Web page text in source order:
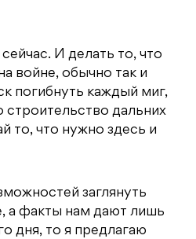
И делать то, что
войне, обычно так и
погибнуть каждый миг,
строительство дальних
то, что нужно здесь и
заглянуть
а факты нам дают лишь
дня, то я предлагаю